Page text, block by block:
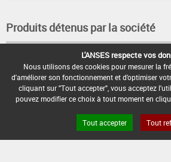
Produits détenus par la société
COUR-NET
L'ANSES respecte vos
Nous utilisons des cookies pour mesurer la
d'améliorer son fonctionnement et d'optimiser
cliquant sur "Tout accepter", vous acceptez
pouvez modifier ce choix à tout moment en
Tout accepter Tout